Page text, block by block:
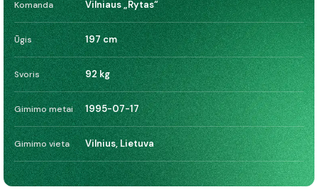
Komanda Vilniaus „Rytas“
Ūgis 197 cm
Svoris 92 kg
Gimimo metai 1995-07-17
Gimimo vieta Vilnius, Lietuva